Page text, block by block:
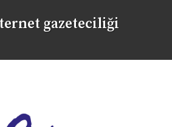
gazeteciliği